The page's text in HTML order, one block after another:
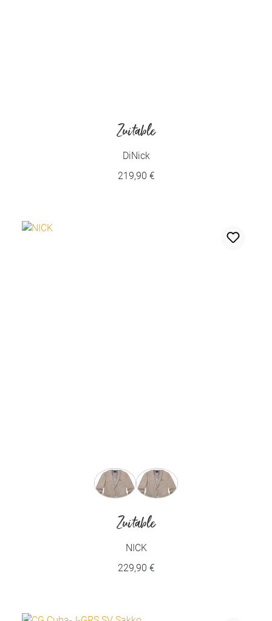
Zuitable
DiNick
219,90 €
auswählen
Zuitable
NICK
229,90 €